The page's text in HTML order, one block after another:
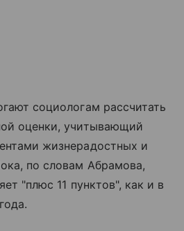
социологам рассчитать
оценки, учитывающий
жизнерадостных и
по словам Абрамова,
"плюс 11 пунктов", как и в